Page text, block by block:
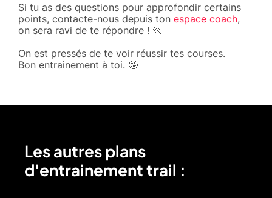
Si tu as des questions pour approfondir certains
points, contacte-nous depuis ton espace coach,
on sera ravi de te répondre ! 🏃
On est pressés de te voir réussir tes courses.
Bon entrainement à toi. 🤩
Les autres plans
d'entrainement trail :